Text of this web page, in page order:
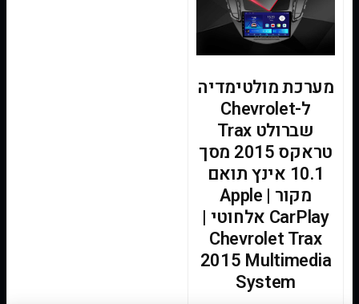
מערכת מולטימדיה
ל-Chevrolet
שברולט Trax
טראקס 2015 מסך
10.1 אינץ תואם
מקור | Apple
CarPlay אלחוטי |
Chevrolet Trax
2015 Multimedia
System